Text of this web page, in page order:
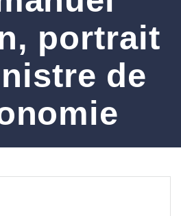
portrait
de